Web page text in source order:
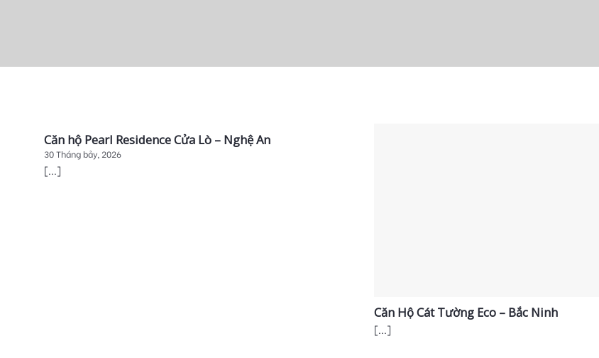
Căn hộ Pearl Residence Cửa Lò – Nghệ An
30 Tháng bảy, 2026
[...]
Căn Hộ Cát Tường Eco – Bắc Ninh
[...]